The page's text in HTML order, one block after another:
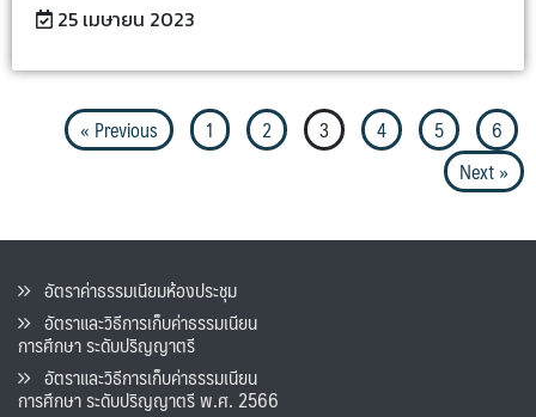
25 เมษายน 2023
« Previous 1 2 3 4 5
6
Next »
อัตราค่าธรรมเนียมห้องประชุม
อัตราและวิธีการเก็บค่าธรรมเนียน
การศึกษา ระดับปริญญาตรี
อัตราและวิธีการเก็บค่าธรรมเนียน
การศึกษา ระดับปริญญาตรี พ.ศ. 2566